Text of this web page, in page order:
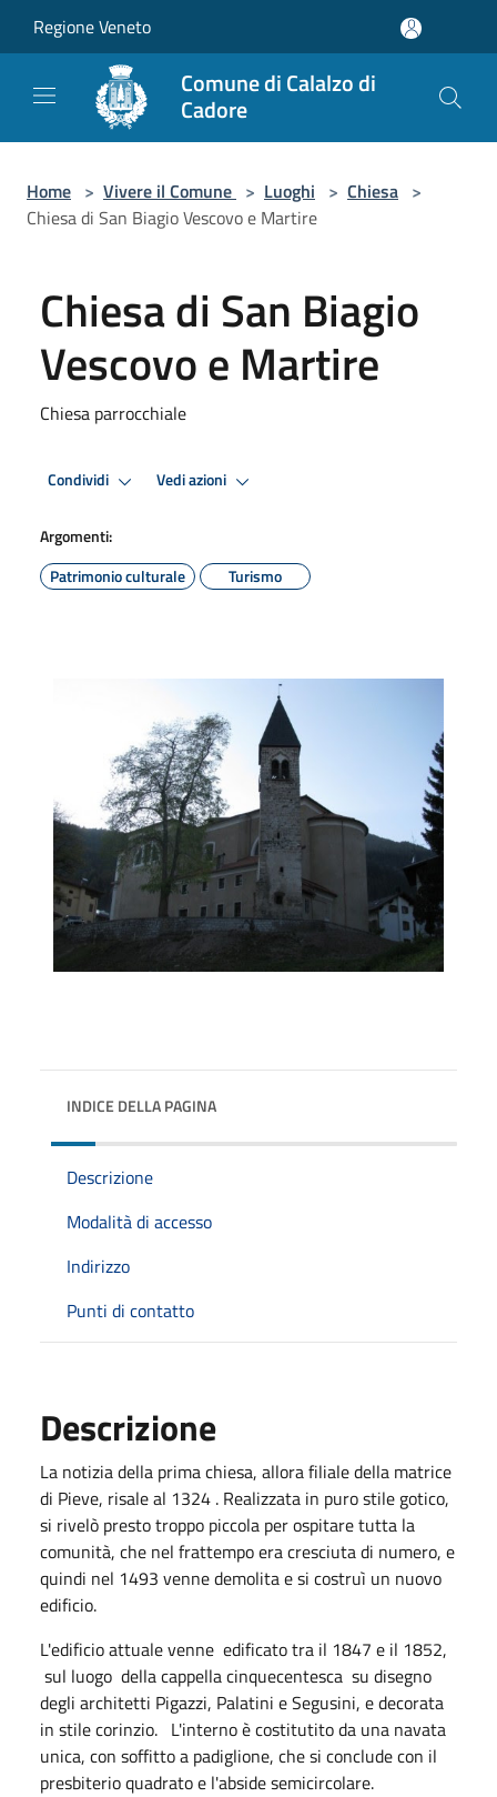
Regione Veneto
Comune di Calalzo di
Cadore
Home > Vivere il Comune > Luoghi > Chiesa >
Chiesa di San Biagio Vescovo e Martire
Chiesa di San Biagio
Vescovo e Martire
Chiesa parrocchiale
Condividi Vedi azioni
Argomenti:
Patrimonio culturale
Turismo
INDICE DELLA PAGINA
Descrizione
Modalità di accesso
Indirizzo
Punti di contatto
Descrizione
La notizia della prima chiesa, allora filiale della matrice
di Pieve, risale al 1324 . Realizzata in puro stile gotico,
si rivelò presto troppo piccola per ospitare tutta la
comunità, che nel frattempo era cresciuta di numero, e
quindi nel 1493 venne demolita e si costruì un nuovo
edificio.
L'edificio attuale venne edificato tra il 1847 e il 1852,
sul luogo della cappella cinquecentesca su disegno
degli architetti Pigazzi, Palatini e Segusini, e decorata
in stile corinzio. L'interno è costitutito da una navata
unica, con soffitto a padiglione, che si conclude con il
presbiterio quadrato e l'abside semicircolare.